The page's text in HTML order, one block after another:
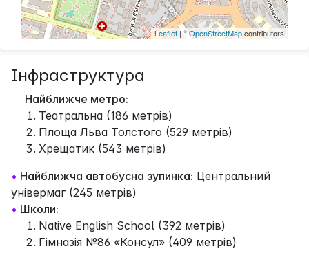
Leaflet | ©OpenStreetMapcontributors
Інфраструктура
Найближче метро:
Театральна (186 метрів)
Площа Льва Толстого (529 метрів)
Хрещатик (543 метрів)
• Найближча автобусна зупинка: Центральний
універмаг (245 метрів)
• Школи:
Native English School (392 метрів)
Гімназія №86 «Консул» (409 метрів)